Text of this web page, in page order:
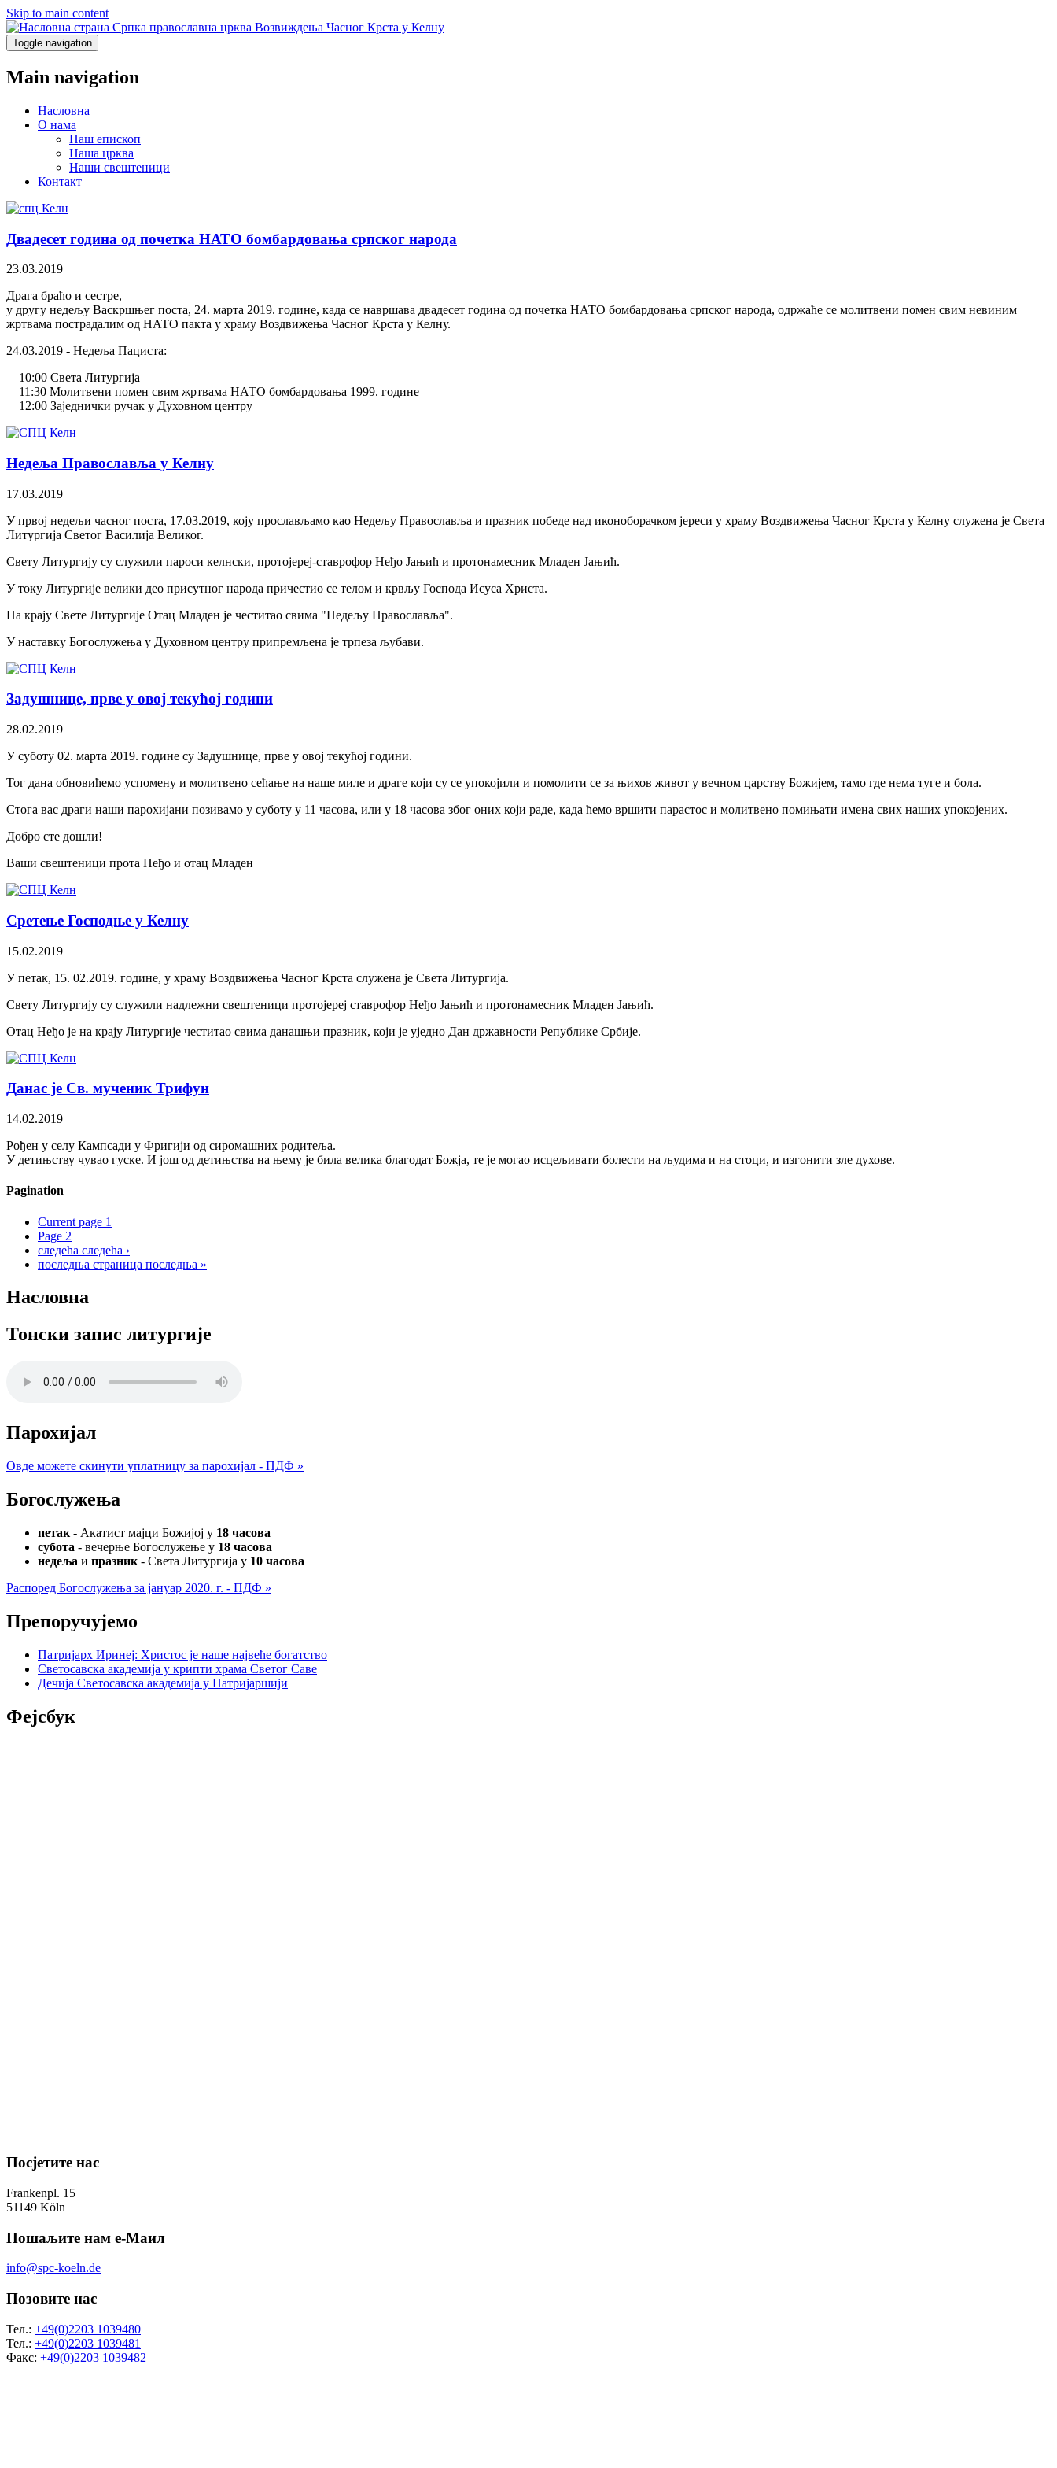
Skip to main content
Српка православна црква Возвиждења Часног Крста у Келну
Toggle navigation
Main navigation
Насловна
О нама
Наш епископ
Наша црква
Наши свештеници
Контакт
Двадесет година од почетка НАТО бомбардовања српског народа
23.03.2019
Драга браћо и сестре,
у другу недељу Васкршњег поста, 24. марта 2019. године, када се навршава двадесет година од почетка НАТО бомбардовања српског народа, одржаће се молитвени помен свим невиним
жртвама пострадалим од НАТО пакта у храму Воздвижења Часног Крста у Келну.
24.03.2019 - Недеља Пациста:
10:00 Света Литургија
11:30 Молитвени помен свим жртвама НАТО бомбардовања 1999. године
12:00 Заједнички ручак у Духовном центру
Недеља Православља у Келну
17.03.2019
У првој недељи часног поста, 17.03.2019, коју прослављамо као Недељу Православља и празник победе над иконоборачком јереси у храму Воздвижења Часног Крста у Келну служена је Света
Литургија Светог Василија Великог.
Свету Литургију су служили пароси келнски, протојереј-ставрофор Неђо Јањић и протонамесник Младен Јањић.
У току Литургије велики део присутног народа причестио се телом и крвљу Господа Исуса Христа.
На крају Свете Литургије Отац Младен је честитао свима "Недељу Православља".
У наставку Богослужења у Духовном центру припремљена је трпеза љубави.
Задушнице, прве у овој текућој години
28.02.2019
У суботу 02. марта 2019. године су Задушнице, прве у овој текућој години.
Тог дана обновићемо успомену и молитвено сећање на наше миле и драге који су се упокојили и помолити се за њихов живот у вечном царству Божијем, тамо где нема туге и бола.
Стога вас драги наши парохијани позивамо у суботу у 11 часова, или у 18 часова због оних који раде, када ћемо вршити парастос и молитвено помињати имена свих наших упокојених.
Добро сте дошли!
Ваши свештеници прота Неђо и отац Младен
Сретење Господње у Келну
15.02.2019
У петак, 15. 02.2019. године, у храму Воздвижења Часног Крста служена је Света Литургија.
Свету Литургију су служили надлежни свештеници протојереј ставрофор Неђо Јањић и протонамесник Младен Јањић.
Отац Неђо је на крају Литургије честитао свима данашњи празник, који је уједно Дан државности Републике Србије.
Данас је Св. мученик Трифун
14.02.2019
Рођен у селу Кампсади у Фригији од сиромашних родитеља.
У детињству чувао гуске. И још од детињства на њему је била велика благодат Божја, те је могао исцељивати болести на људима и на стоци, и изгонити зле духове.
Pagination
Current page 1
Page 2
следећа следећа ›
последња страница последња »
Насловна
Тонски запис литургије
Парохијал
Овде можете скинути уплатницу за парохијал - ПДФ »
Богослужења
петак - Акатист мајци Божијој у 18 часова
субота - вечерње Богослужење у 18 часова
недеља и празник - Света Литургија у 10 часова
Распоред Богослужења за јануар 2020. г. - ПДФ »
Препоручујемо
Патријарх Иринеј: Христос је наше највеће богатство
Светосавска академија у крипти храма Светог Саве
Дечија Светосавска академија у Патријаршији
Фејсбук
Посјетите нас
Frankenpl. 15
51149 Köln
Пошаљите нам е-Маил
info@spc-koeln.de
Позовите нас
Тел.: +49(0)2203 1039480
Тел.: +49(0)2203 1039481
Факс: +49(0)2203 1039482